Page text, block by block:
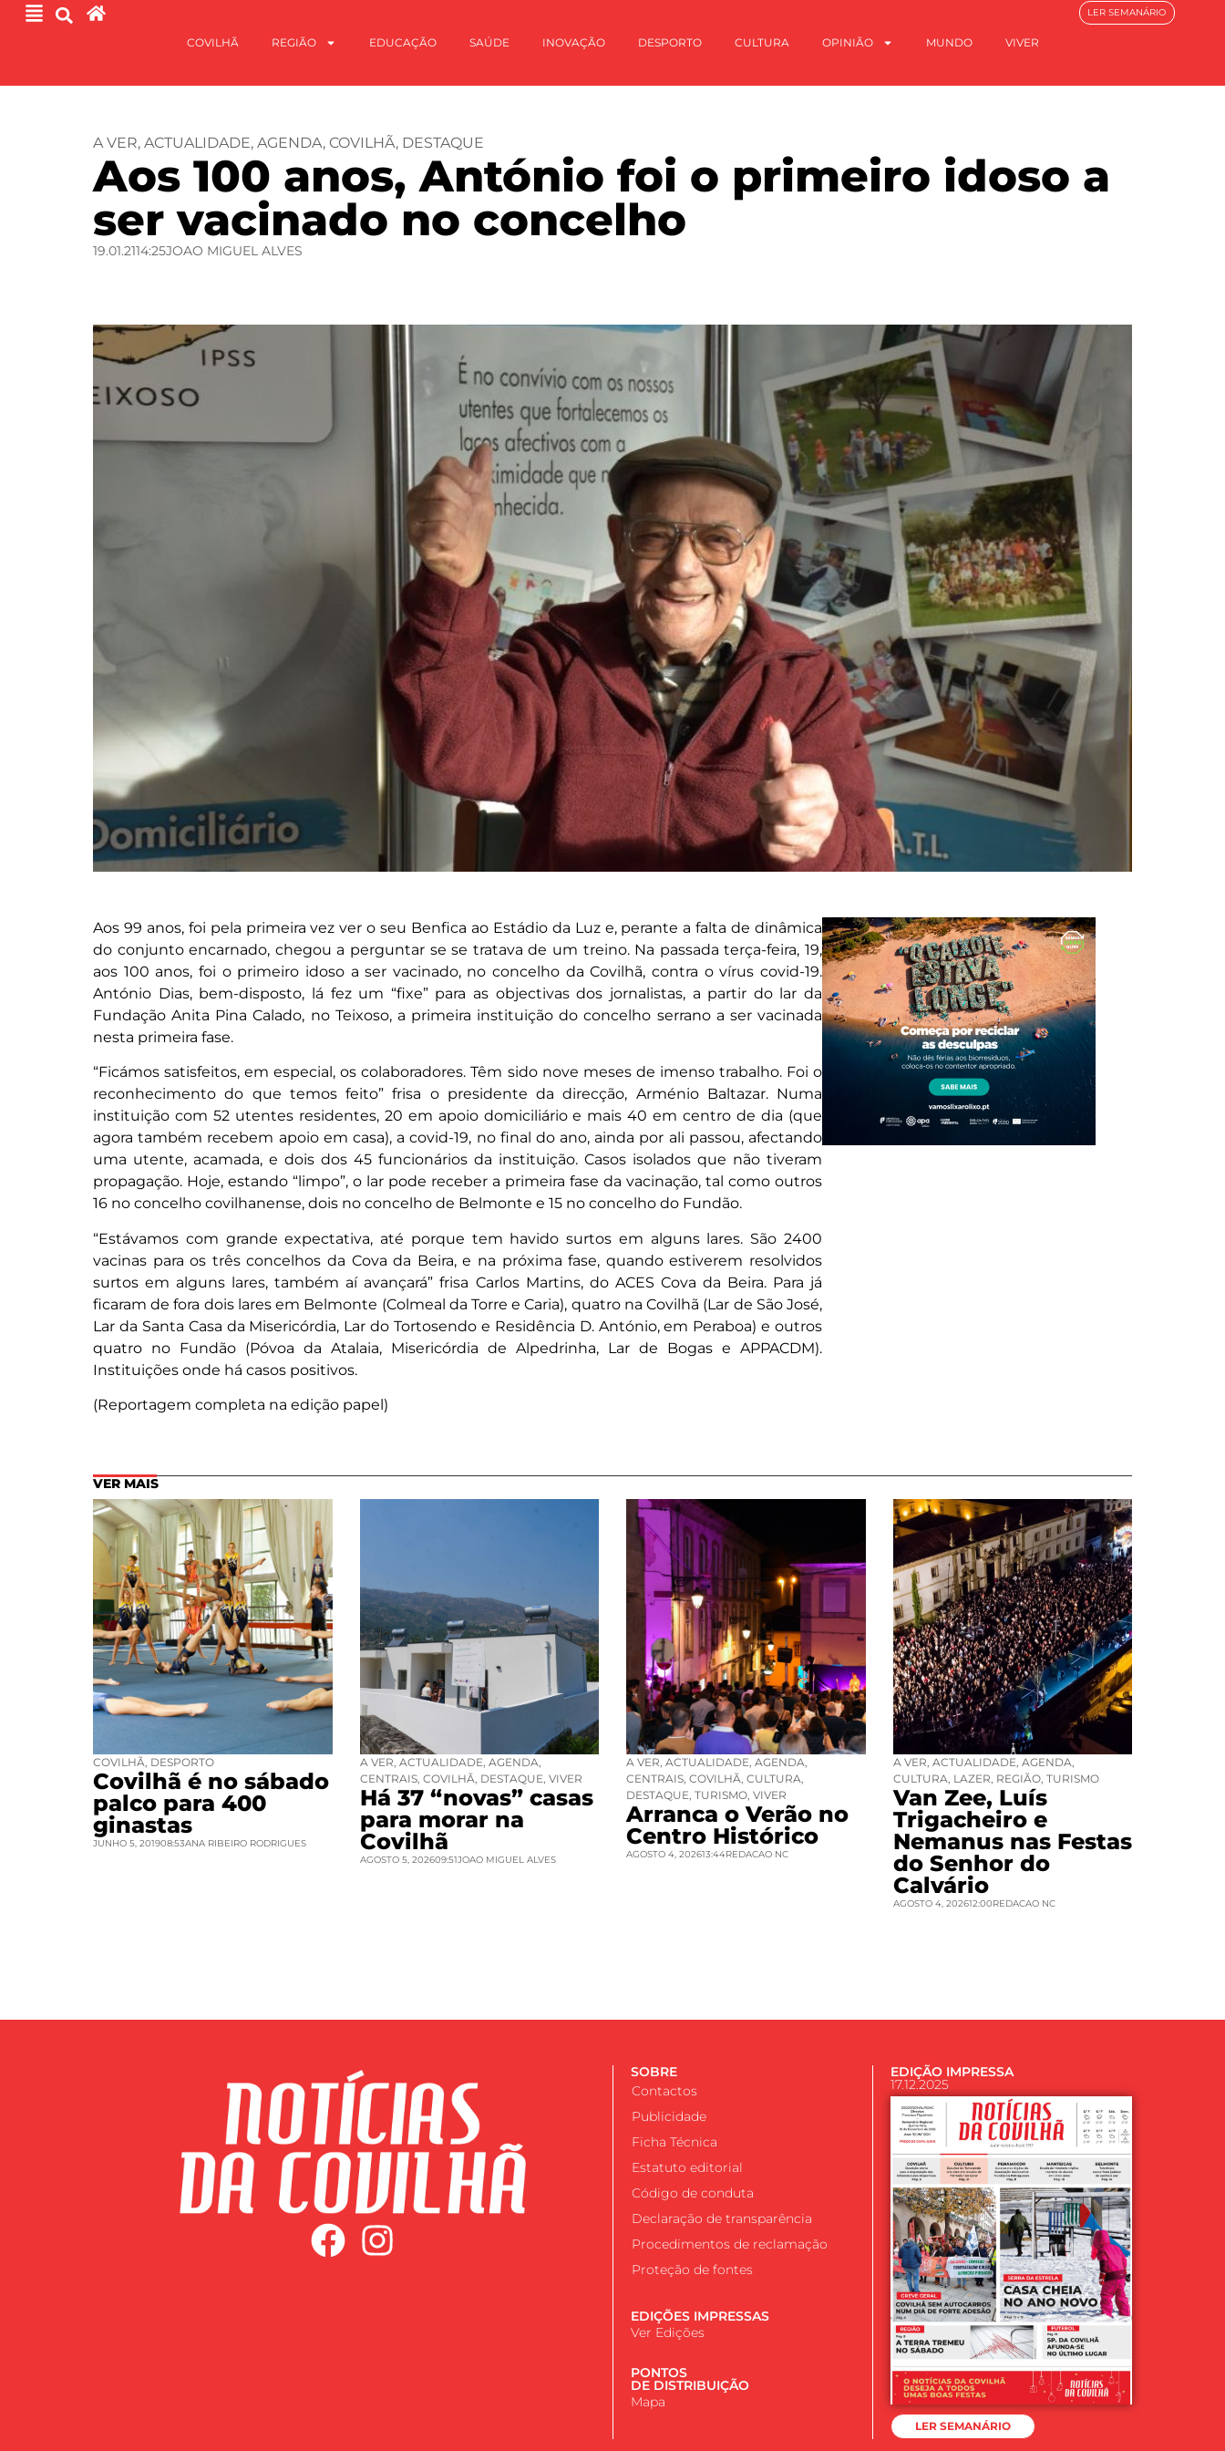
COVILHÃ REGIÃO EDUCAÇÃO SAÚDE INOVAÇÃO DESPORTO CULTURA OPINIÃO MUNDO VIVER
LER SEMANÁRIO
A VER, ACTUALIDADE, AGENDA, COVILHÃ, DESTAQUE
Aos 100 anos, António foi o primeiro idoso a
ser vacinado no concelho
19.01.2114:25JOAO MIGUEL ALVES
Aos 99 anos, foi pela primeira vez ver o seu Benfica ao Estádio da Luz e, perante a falta de dinâmica
do conjunto encarnado, chegou a perguntar se se tratava de um treino. Na passada terça-feira, 19,
aos 100 anos, foi o primeiro idoso a ser vacinado, no concelho da Covilhã, contra o vírus covid-19.
António Dias, bem-disposto, lá fez um “fixe” para as objectivas dos jornalistas, a partir do lar da
Fundação Anita Pina Calado, no Teixoso, a primeira instituição do concelho serrano a ser vacinada
nesta primeira fase.
“Ficámos satisfeitos, em especial, os colaboradores. Têm sido nove meses de imenso trabalho. Foi o
reconhecimento do que temos feito” frisa o presidente da direcção, Arménio Baltazar. Numa
instituição com 52 utentes residentes, 20 em apoio domiciliário e mais 40 em centro de dia (que
agora também recebem apoio em casa), a covid-19, no final do ano, ainda por ali passou, afectando
uma utente, acamada, e dois dos 45 funcionários da instituição. Casos isolados que não tiveram
propagação. Hoje, estando “limpo”, o lar pode receber a primeira fase da vacinação, tal como outros
16 no concelho covilhanense, dois no concelho de Belmonte e 15 no concelho do Fundão.
“Estávamos com grande expectativa, até porque tem havido surtos em alguns lares. São 2400
vacinas para os três concelhos da Cova da Beira, e na próxima fase, quando estiverem resolvidos
surtos em alguns lares, também aí avançará” frisa Carlos Martins, do ACES Cova da Beira. Para já
ficaram de fora dois lares em Belmonte (Colmeal da Torre e Caria), quatro na Covilhã (Lar de São José,
Lar da Santa Casa da Misericórdia, Lar do Tortosendo e Residência D. António, em Peraboa) e outros
quatro no Fundão (Póvoa da Atalaia, Misericórdia de Alpedrinha, Lar de Bogas e APPACDM).
Instituições onde há casos positivos.
(Reportagem completa na edição papel)
VER MAIS
COVILHÃ DESPORTO
Covilhã é no sábado
palco para 400
ginastas
JUNHO 5, 201908:53ANA RIBEIRO RODRIGUES
A VER ACTUALIDADE AGENDA
CENTRAIS, COVILHÃ DESTAQUE VIVER
Há 37 “novas” casas
para morar na
Covilhã
AGOSTO 5, 202609:51JOAO MIGUEL ALVES
A VER ACTUALIDADE AGENDA
CENTRAIS COVILHÃ CULTURA
DESTAQUE TURISMO VIVER
Arranca o Verão no
Centro Histórico
AGOSTO 4, 202613:44REDACAO NC
A VER ACTUALIDADE AGENDA
CULTURA LAZER REGIÃO, TURISMO
Van Zee, Luís
Trigacheiro e
Nemanus nas Festas
do Senhor do
Calvário
AGOSTO 4, 202612:00REDACAO NC
SOBRE
Contactos
Publicidade
Ficha Técnica
Estatuto editorial
Código de conduta
Declaração de transparência
Procedimentos de reclamação
Proteção de fontes
EDIÇÕES IMPRESSAS
Ver Edições
PONTOS
DE DISTRIBUIÇÃO
Mapa
EDIÇÃO IMPRESSA
17.12.2025
LER SEMANÁRIO